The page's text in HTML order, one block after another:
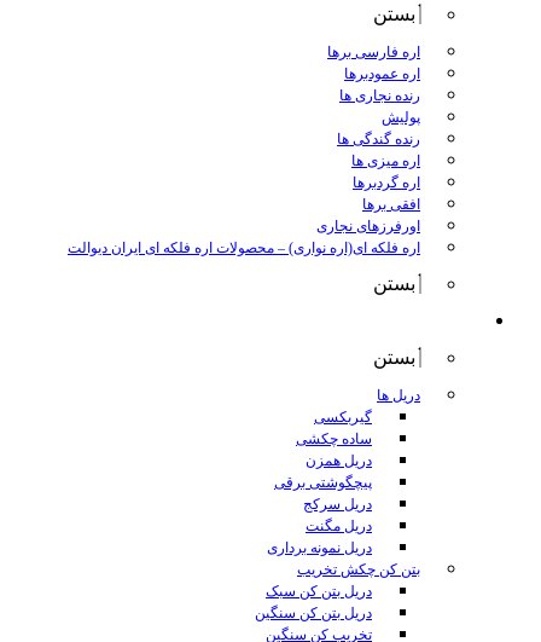
بستن
اره فارسی برها
اره عمودبرها
رنده نجاری ها
پولیش
رنده گندگی ها
اره میزی ها
اره گردبرها
افقی برها
اورفرزهای نجاری
اره فلکه ای(اره نواری) – محصولات اره فلکه ای ایران دیوالت
بستن
بستن
دریل ها
گیربکسی
ساده چکشی
دریل همزن
پیچگوشتی برقی
دریل سرکج
دریل مگنت
دریل نمونه برداری
بتن کن چکش تخریب
دریل بتن کن سبک
دریل بتن کن سنگین
تخریب کن سنگین